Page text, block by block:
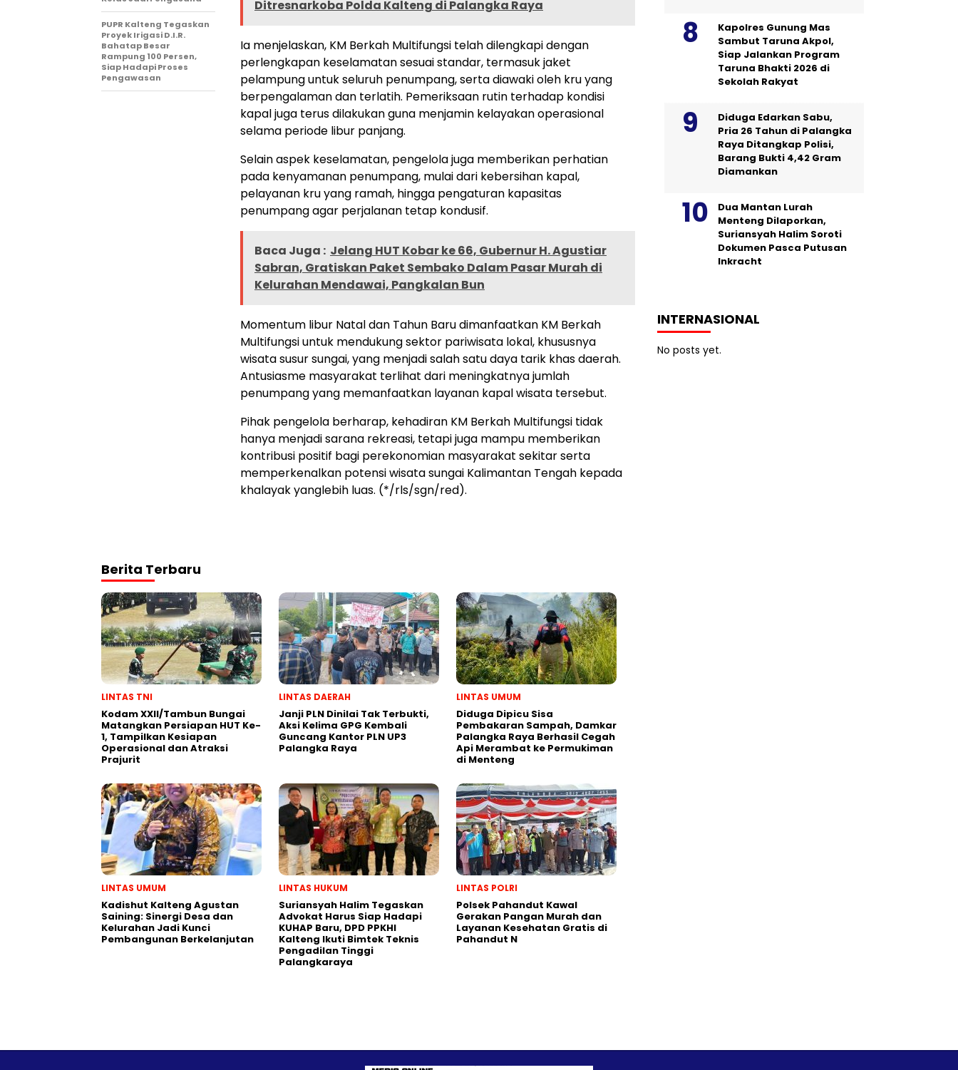
Ditresnarkoba Polda Kalteng di Palangka Raya
Ia menjelaskan, KM Berkah Multifungsi telah dilengkapi dengan
perlengkapan keselamatan sesuai standar, termasuk jaket
pelampung untuk seluruh penumpang, serta diawaki oleh kru yang
berpengalaman dan terlatih. Pemeriksaan rutin terhadap kondisi
kapal juga terus dilakukan guna menjamin kelayakan operasional
selama periode libur panjang.
Selain aspek keselamatan, pengelola juga memberikan perhatian
pada kenyamanan penumpang, mulai dari kebersihan kapal,
pelayanan kru yang ramah, hingga pengaturan kapasitas
penumpang agar perjalanan tetap kondusif.
Baca Juga : Jelang HUT Kobar ke 66, Gubernur H. Agustiar
Sabran, Gratiskan Paket Sembako Dalam Pasar Murah di
Kelurahan Mendawai, Pangkalan Bun
Momentum libur Natal dan Tahun Baru dimanfaatkan KM Berkah
Multifungsi untuk mendukung sektor pariwisata lokal, khususnya
wisata susur sungai, yang menjadi salah satu daya tarik khas daerah.
Antusiasme masyarakat terlihat dari meningkatnya jumlah
penumpang yang memanfaatkan layanan kapal wisata tersebut.
Pihak pengelola berharap, kehadiran KM Berkah Multifungsi tidak
hanya menjadi sarana rekreasi, tetapi juga mampu memberikan
kontribusi positif bagi perekonomian masyarakat sekitar serta
memperkenalkan potensi wisata sungai Kalimantan Tengah kepada
khalayak yanglebih luas. (*/rls/sgn/red).
PUPR Kalteng Tegaskan
Proyek Irigasi D.I.R.
Bahatap Besar
Rampung 100 Persen,
Siap Hadapi Proses
Pengawasan
Berita Terbaru
LINTAS TNI
Kodam XXII/Tambun Bungai
Matangkan Persiapan HUT Ke-
1, Tampilkan Kesiapan
Operasional dan Atraksi
Prajurit
LINTAS DAERAH
Janji PLN Dinilai Tak Terbukti,
Aksi Kelima GPG Kembali
Guncang Kantor PLN UP3
Palangka Raya
LINTAS UMUM
Diduga Dipicu Sisa
Pembakaran Sampah, Damkar
Palangka Raya Berhasil Cegah
Api Merambat ke Permukiman
di Menteng
LINTAS UMUM
Kadishut Kalteng Agustan
Saining: Sinergi Desa dan
Kelurahan Jadi Kunci
Pembangunan Berkelanjutan
LINTAS HUKUM
Suriansyah Halim Tegaskan
Advokat Harus Siap Hadapi
KUHAP Baru, DPD PPKHI
Kalteng Ikuti Bimtek Teknis
Pengadilan Tinggi
Palangkaraya
LINTAS POLRI
Polsek Pahandut Kawal
Gerakan Pangan Murah dan
Layanan Kesehatan Gratis di
Pahandut N
Kapolres Gunung Mas
Sambut Taruna Akpol,
Siap Jalankan Program
Taruna Bhakti 2026 di
Sekolah Rakyat
Diduga Edarkan Sabu,
Pria 26 Tahun di Palangka
Raya Ditangkap Polisi,
Barang Bukti 4,42 Gram
Diamankan
Dua Mantan Lurah
Menteng Dilaporkan,
Suriansyah Halim Soroti
Dokumen Pasca Putusan
Inkracht
INTERNASIONAL
No posts yet.